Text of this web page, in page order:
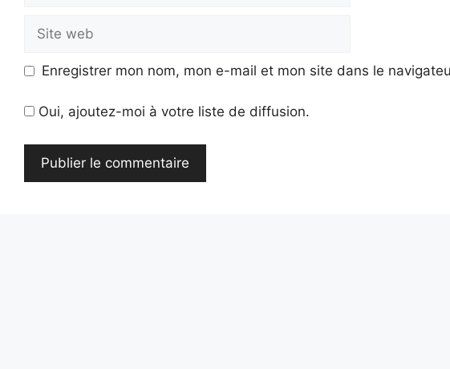
Site
web
Enregistrer mon nom, mon e-mail et mon site dans le
Oui, ajoutez-moi à votre liste de diffusion.